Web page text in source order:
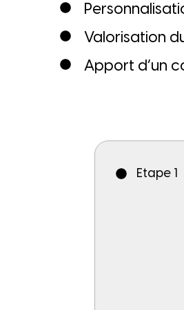
Valorisation
Apport d’un
Etape 1